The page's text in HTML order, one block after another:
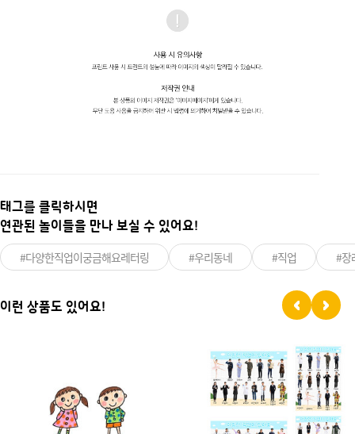
태그를 클릭하시면
연관된 놀이들을 만나 보실 수 있어요!
#다양한직업이궁금해요레터링 #우리동네 #직업 #장
이런 상품도 있어요!